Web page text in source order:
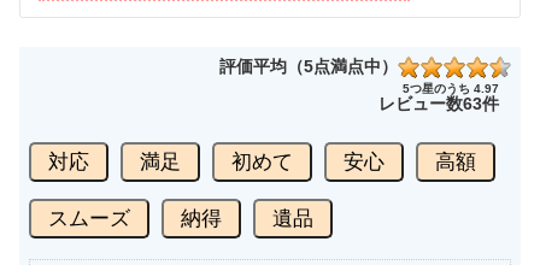
評価平均（5点満点中）
5つ星のうち 4.97
レビュー数63件
対応 満足 初めて 安心 高額
スムーズ 納得 遺品